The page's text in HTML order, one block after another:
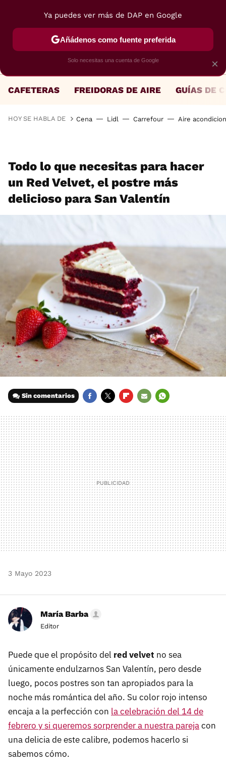
CAFETERAS FREIDORAS DE AIRE GUÍAS DE
HOY SE HABLA DE Cena Lidl Carrefour Aire
Todo lo que necesitas para hacer
un Red Velvet, el postre más
delicioso para San Valentín
Sin comentarios
MAIL
3 Mayo 2023
María Barba
Editor
Puede que el propósito del red velvet no sea
únicamente endulzarnos San Valentín, pero desde
luego, pocos postres son tan apropiados para la
noche más romántica del año. Su color rojo intenso
encaja a la perfección con la celebración del 14 de
febrero y si queremos sorprender a nuestra parejacon
una delicia de este calibre, podemos hacerlo si
sabemos cómo.
×
Ya puedes ver más de DAP en Google
Añádenos como fuente preferida
Solo necesitas una cuenta de Google